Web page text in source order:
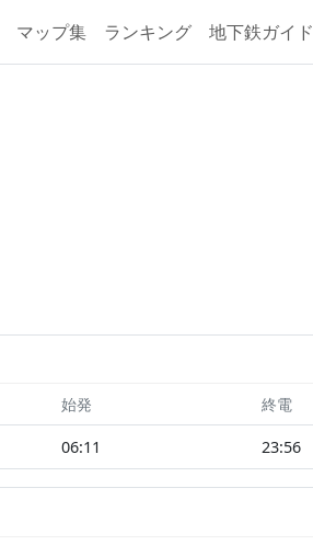
マップ集 ランキング 地下鉄ガイド
始発 終電
06:11 23:56